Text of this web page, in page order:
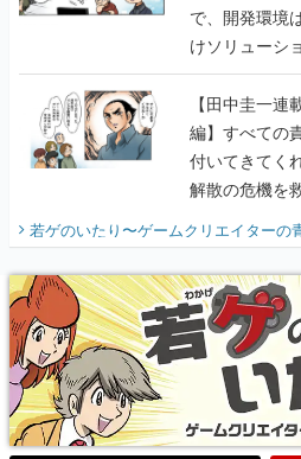
【田中圭一連
編】すべての
付いてきてく
解散の危機を
開く。業界の
『少年ジャン
り】
若ゲのいたり〜ゲームクリエイターの
X
Discord